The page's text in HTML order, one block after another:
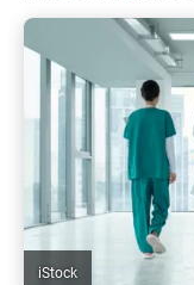
iStock